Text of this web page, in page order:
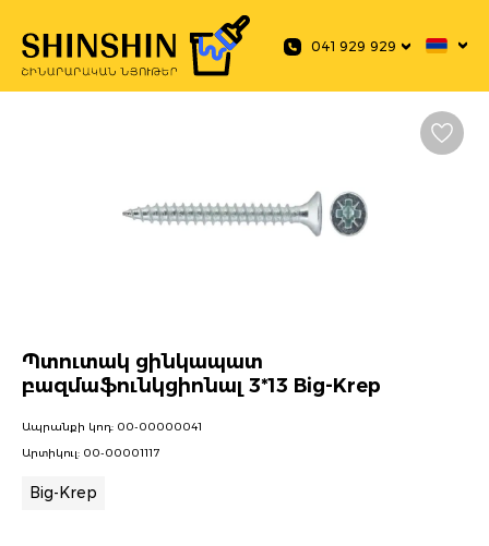
041 929 929
Պտուտակ ցինկապատ
բազմաֆունկցիոնալ 3*13 Big-Krep
Ապրանքի կոդ: 00-00000041
Արտիկուլ: 00-00001117
Big-Krep